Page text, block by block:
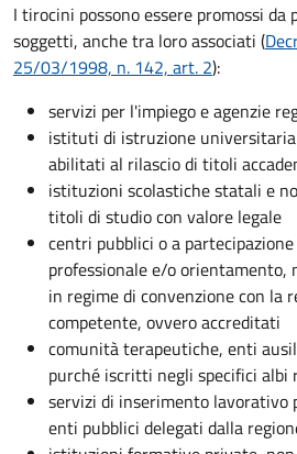
I tirocini possono essere promossi da
soggetti, anche tra loro associati (
25/03/1998, n. 142, art. 2):
servizi per l'impiego e agenzie
istituti di istruzione
abilitati al rilascio di titoli
istituzioni scolastiche statali e
titoli di studio con valore legale
centri pubblici o a
professionale e/o orientamento,
in regime di convenzione con la
competente, ovvero accreditati
comunità terapeutiche, enti
purché iscritti negli specifici albi
servizi di inserimento lavorativo
enti pubblici delegati dalla